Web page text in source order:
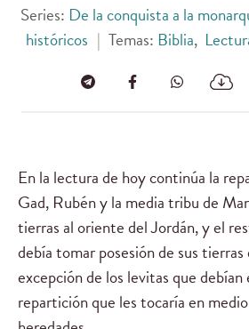
Series: De la conquista a la
históricos | Temas: Biblia,
En la lectura de hoy continúa la
Gad, Rubén y la media tribu de
tierras al oriente del Jordán, y el
debía tomar posesión de sus
excepción de los levitas que debían
repartición que les tocaría en